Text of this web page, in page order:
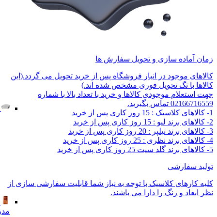
زمان آماده سازی و تحویل سفارش ها
کالاهای موجود در انبار فروشگاه پس از خرید تحویل می گردد.(این
کالاها با تگ تحویل فوری مشخص شده اند.)
جهت استعلام موجودی کالاها و خرید با تعداد بالا با شماره
02166716559 تماس بگیرید.
1- کالاهای کلاسیک : 15 روز کاری پس از خرید
2- کالاهای برند لیو : 15 روز کاری پس از خرید
3- کالاهای برند نیلپر : 20 روز کاری پس از خرید
4- کالاهای برند نظری : 25 روز کاری پس از خرید
5- کالاهای برند گلد سیت 25 روز کاری پس از خرید
تولید سفارشی
کلیه کارهای کلاسیک با توجه به نیاز شما قابلیت سفارشی سازی از
نظر ابعاد و رنگ را دارا می باشند.